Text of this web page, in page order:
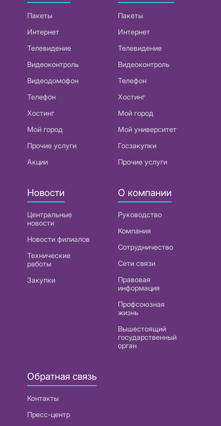
Пакеты
Интернет
Телевидение
Видеоконтроль
Видеодомофон
Телефон
Хостинг
Мой город
Прочие услуги
Акции
Пакеты
Интернет
Телевидение
Видеоконтроль
Телефон
Хостинг
Мой город
Мой университет
Госзакупки
Прочие услуги
Новости
Центральные
новости
Новости филиалов
Технические
работы
Закупки
О компании
Руководство
Компания
Сотрудничество
Сети связи
Правовая
информация
Профсоюзная
жизнь
Вышестоящий
государственный
орган
Обратная связь
Контакты
Пресс-центр